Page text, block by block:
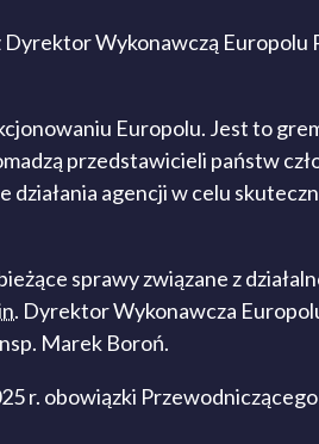
Wykonawczą
Europolu. Jest to
przedstawicieli państw
agencji w celu
sprawy związane z
Dyrektor Wykonawcza
Marek Boroń.
r. obowiązki